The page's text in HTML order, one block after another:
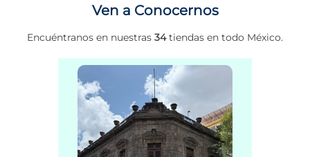
Ven a Conocernos
Encuéntranos en nuestras 34tiendas en todo México.